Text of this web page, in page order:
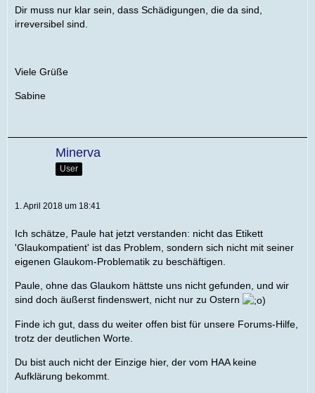
Dir muss nur klar sein, dass Schädigungen, die da sind,
irreversibel sind.
Viele Grüße
Sabine
Minerva
User
1. April 2018 um 18:41
Ich schätze, Paule hat jetzt verstanden: nicht das Etikett
'Glaukompatient' ist das Problem, sondern sich nicht mit seiner
eigenen Glaukom-Problematik zu beschäftigen.
Paule, ohne das Glaukom hättste uns nicht gefunden, und wir
sind doch äußerst findenswert, nicht nur zu Ostern
Finde ich gut, dass du weiter offen bist für unsere Forums-Hilfe,
trotz der deutlichen Worte.
Du bist auch nicht der Einzige hier, der vom HAA keine
Aufklärung bekommt.